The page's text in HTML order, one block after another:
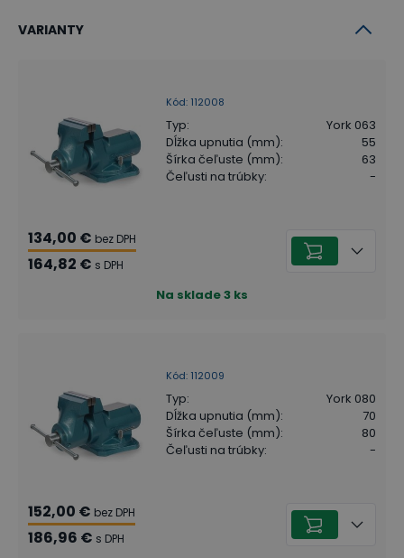
VARIANTY
Kód: 112008
Typ:
York 063
Dĺžka upnutia (mm):
55
Šírka čeľuste (mm):
63
Čeľusti na trúbky: -
134,00 € bez DPH
164,82 € s DPH
Na sklade3 ks
Kód: 112009
Typ:
York 080
Dĺžka upnutia (mm):
70
Šírka čeľuste (mm):
80
Čeľusti na trúbky: -
152,00 € bez DPH
186,96 € s DPH